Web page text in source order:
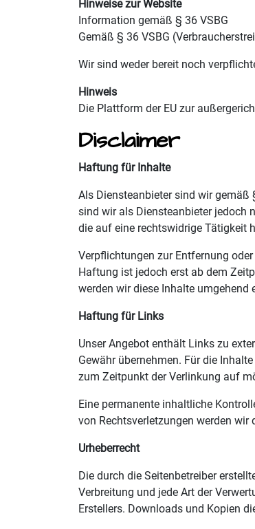
Hinweise zur Website
Information gemäß § 36 VSBG
Gemäß § 36 VSBG
Wir sind weder bereit noch
Hinweis
Die Plattform der EU zur
Disclaimer
Haftung für Inhalte
Als Diensteanbieter sind wir gemäß
sind wir als Diensteanbieter jedoch
die auf eine rechtswidrige Tätigkeit
Verpflichtungen zur Entfernung
Haftung ist jedoch erst ab dem
werden wir diese Inhalte umgehend
Haftung für Links
Unser Angebot enthält Links zu
Gewähr übernehmen. Für die
zum Zeitpunkt der Verlinkung auf
Eine permanente inhaltliche
von Rechtsverletzungen werden
Urheberrecht
Die durch die Seitenbetreiber
Verbreitung und jede Art der
Erstellers. Downloads und Kopien